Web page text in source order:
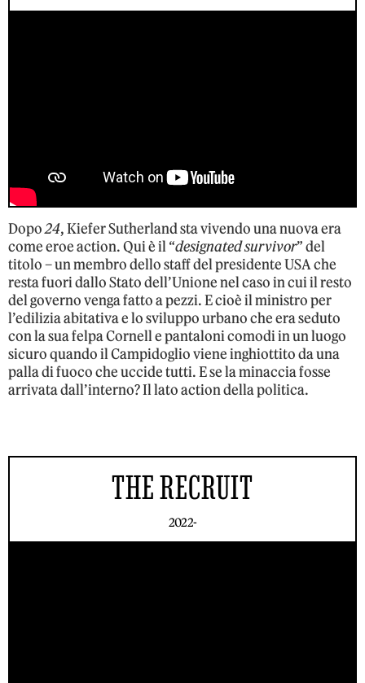
Dopo24, Kiefer Sutherland sta vivendo una nuova era
come eroe action. Qui è il “designated survivor” del
titolo – un membro dello staff del presidente USA che
resta fuori dallo Stato dell’Unione nel caso in cui il resto
del governo venga fatto a pezzi. E cioè il ministro per
l’edilizia abitativa e lo sviluppo urbano che era seduto
con la sua felpa Cornell e pantaloni comodi in un luogo
sicuro quando il Campidoglio viene inghiottito da una
palla di fuoco che uccide tutti. E se la minaccia fosse
arrivata dall’interno? Il lato action della politica.
THE RECRUIT
2022-